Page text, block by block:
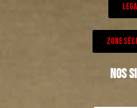
ZONE
NOS